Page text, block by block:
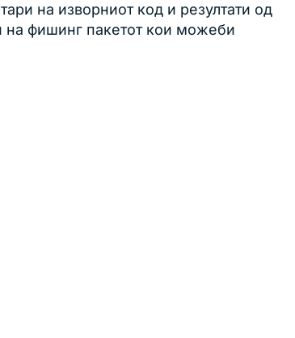
на изворниот код и резултати од
на фишинг пакетот кои можеби